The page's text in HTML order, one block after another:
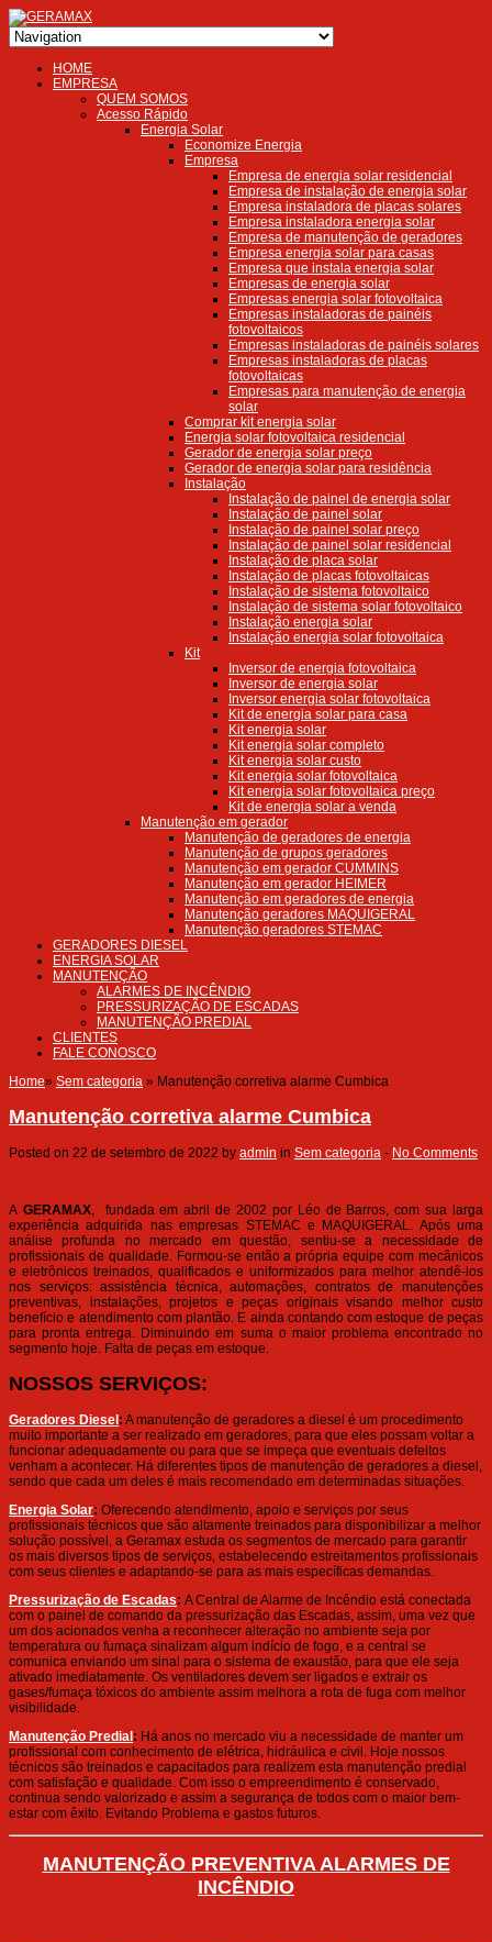
HOME
EMPRESA
QUEM SOMOS
Acesso Rápido
Energia Solar
Economize Energia
Empresa
Empresa de energia solar residencial
Empresa de instalação de energia solar
Empresa instaladora de placas solares
Empresa instaladora energia solar
Empresa de manutenção de geradores
Empresa energia solar para casas
Empresa que instala energia solar
Empresas de energia solar
Empresas energia solar fotovoltaica
Empresas instaladoras de painéis
fotovoltaicos
Empresas instaladoras de painéis solares
Empresas instaladoras de placas
fotovoltaicas
Empresas para manutenção de energia
solar
Comprar kit energia solar
Energia solar fotovoltaica residencial
Gerador de energia solar preço
Gerador de energia solar para residência
Instalação
Instalação de painel de energia solar
Instalação de painel solar
Instalação de painel solar preço
Instalação de painel solar residencial
Instalação de placa solar
Instalação de placas fotovoltaicas
Instalação de sistema fotovoltaico
Instalação de sistema solar fotovoltaico
Instalação energia solar
Instalação energia solar fotovoltaica
Kit
Inversor de energia fotovoltaica
Inversor de energia solar
Inversor energia solar fotovoltaica
Kit de energia solar para casa
Kit energia solar
Kit energia solar completo
Kit energia solar custo
Kit energia solar fotovoltaica
Kit energia solar fotovoltaica preço
Kit de energia solar a venda
Manutenção em gerador
Manutenção de geradores de energia
Manutenção de grupos geradores
Manutenção em gerador CUMMINS
Manutenção em gerador HEIMER
Manutenção em geradores de energia
Manutenção geradores MAQUIGERAL
Manutenção geradores STEMAC
GERADORES DIESEL
ENERGIA SOLAR
MANUTENÇÃO
ALARMES DE INCÊNDIO
PRESSURIZAÇÃO DE ESCADAS
MANUTENÇÃO PREDIAL
CLIENTES
FALE CONOSCO
Home» Sem categoria » Manutenção corretiva alarme Cumbica
Manutenção corretiva alarme Cumbica
Posted on 22 de setembro de 2022 by admin in Sem categoria - No Comments
A GERAMAX, fundada em abril de 2002 por Léo de Barros, com sua larga
experiência adquirida nas empresas STEMAC e MAQUIGERAL. Após uma
análise profunda no mercado em questão, sentiu-se a necessidade de
profissionais de qualidade. Formou-se então a própria equipe com mecânicos
e eletrônicos treinados, qualificados e uniformizados para melhor atendê-los
nos serviços: assistência técnica, automações, contratos de manutenções
preventivas, instalações, projetos e peças originais visando melhor custo
benefício e atendimento com plantão. E ainda contando com estoque de peças
para pronta entrega. Diminuindo em suma o maior problema encontrado no
segmento hoje. Falta de peças em estoque.
NOSSOS SERVIÇOS:
Geradores Diesel: A manutenção de geradores a diesel é um procedimento
muito importante a ser realizado em geradores, para que eles possam voltar a
funcionar adequadamente ou para que se impeça que eventuais defeitos
venham a acontecer. Há diferentes tipos de manutenção de geradores a diesel,
sendo que cada um deles é mais recomendado em determinadas situações.
Energia Solar: Oferecendo atendimento, apoio e serviços por seus
profissionais técnicos que são altamente treinados para disponibilizar a melhor
solução possível, a Geramax estuda os segmentos de mercado para garantir
os mais diversos tipos de serviços, estabelecendo estreitamentos profissionais
com seus clientes e adaptando-se para as mais específicas demandas.
Pressurização de Escadas: A Central de Alarme de Incêndio está conectada
com o painel de comando da pressurização das Escadas, assim, uma vez que
um dos acionados venha a reconhecer alteração no ambiente seja por
temperatura ou fumaça sinalizam algum indício de fogo, e a central se
comunica enviando um sinal para o sistema de exaustão, para que ele seja
ativado imediatamente. Os ventiladores devem ser ligados e extrair os
gases/fumaça tóxicos do ambiente assim melhora a rota de fuga com melhor
visibilidade.
Manutenção Predial: Há anos no mercado viu a necessidade de manter um
profissional com conhecimento de elétrica, hidráulica e civil. Hoje nossos
técnicos são treinados e capacitados para realizem esta manutenção predial
com satisfação e qualidade. Com isso o empreendimento é conservado,
continua sendo valorizado e assim a segurança de todos com o maior bem-
estar com êxito. Evitando Problema e gastos futuros.
MANUTENÇÃO PREVENTIVA ALARMES DE
INCÊNDIO